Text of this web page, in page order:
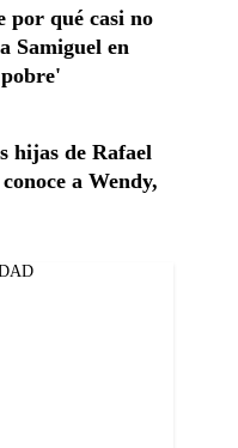
por qué casi no
Samiguel en
hijas de Rafael
a Wendy,